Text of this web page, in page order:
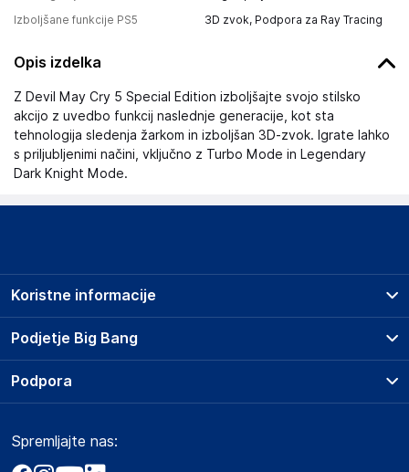
Izboljšane funkcije PS5
3D zvok, Podpora za Ray Tracing
Opis izdelka
Z Devil May Cry 5 Special Edition izboljšajte svojo stilsko
akcijo z uvedbo funkcij naslednje generacije, kot sta
tehnologija sledenja žarkom in izboljšan 3D-zvok. Igrate lahko
s priljubljenimi načini, vključno z Turbo Mode in Legendary
Dark Knight Mode.
Podjetje Big Bang
O podjetju
Obvestila za javnost
Koristne informacije
Prodajna mesta
Storitve
Dostava, vnos in odvoz
Podpora
Marketplace
Kako oddati naročilo?
Spremljajte nas: